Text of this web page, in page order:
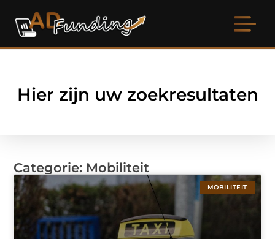
Hier zijn uw zoekresultaten
Categorie: Mobiliteit
MOBILITEIT